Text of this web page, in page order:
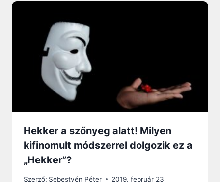
Hekker a szőnyeg alatt! Milyen
kifinomult módszerrel dolgozik ez a
„Hekker”?
Szerző: Sebestyén Péter 2019. február 23.